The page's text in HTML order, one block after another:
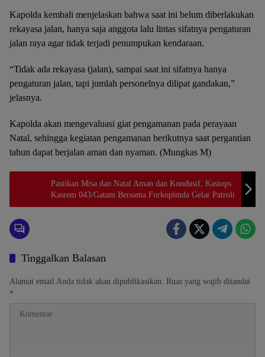
Kapolda kembali menjelaskan bahwa saat ini belum diberlakukan
rekayasa jalan, hanya saja anggota lalu lintas sifatnya pengaturan
jalan raya agar tidak terjadi penumpukan kendaraan.
“Tidak ada rekayasa (jalan), sampai saat ini sifatnya hanya
pengaturan jalan, tapi jumlah personelnya dilipat gandakan,”
jelasnya.
Kapolda akan mengevaluasi giat pengamanan pada perayaan
Natal, sehingga kegiatan pengamanan berikutnya saat pergantian
tahun dapat berjalan aman dan nyaman. (Mungkas M)
Pastikan Misa dan Natal Aman dan Kondusif, Kasiops
Kasrem 043/Gatam Bersama Forkopimda Gelar Patroli
Tinggalkan Balasan
Alamat email Anda tidak akan dipublikasikan. Ruas yang wajib ditandai
*